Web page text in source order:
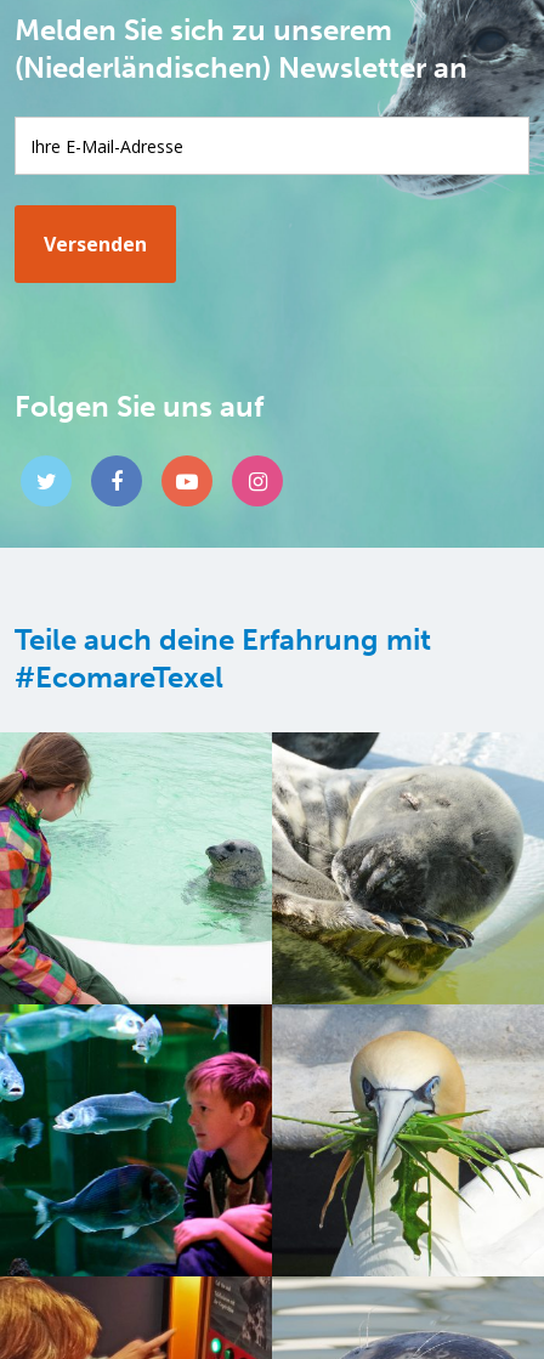
Melden Sie sich zu unserem
(Niederländischen) Newsletter an
Folgen Sie uns auf
Teile auch deine Erfahrung mit
#EcomareTexel